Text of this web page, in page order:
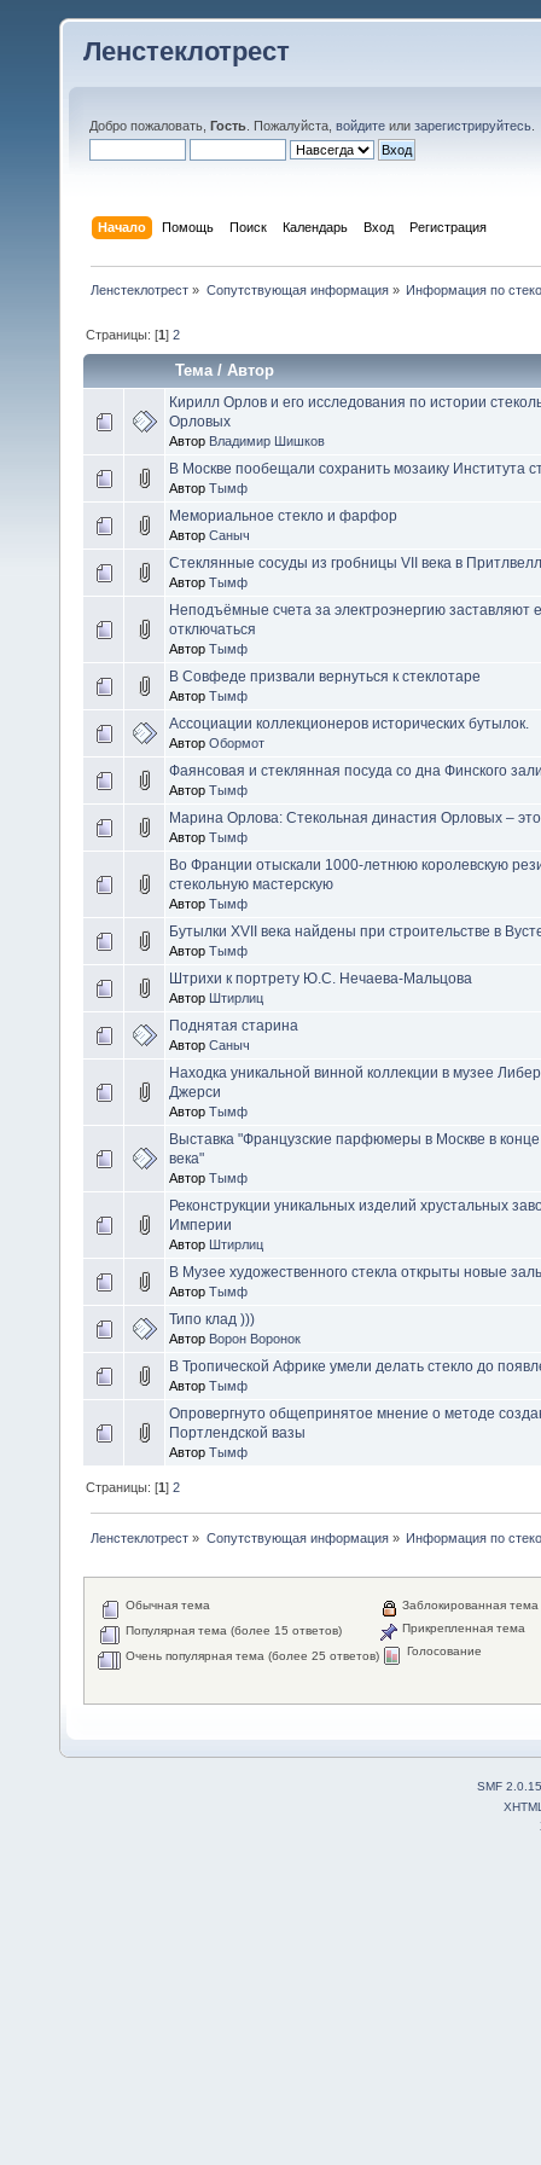
Ленстеклотрест
Добро пожаловать, Гость . Пожалуйста, войдите или зарегистрируйтесь
Начало Помощь Поиск Календарь Вход Регистрация
Ленстеклотрест » Сопутствующая информация» Информация по
Страницы: [1]2
Тема/Автор
Кирилл Орлов и его исследования по истории
Орловых
Автор Владимир Шишков
В Москве пообещали сохранить мозаику Института
Автор Тымф
Мемориальное стекло и фарфор
Автор Саныч
Стеклянные сосуды из гробницы VII века в
Автор Тымф
Неподъёмные счета за электроэнергию заставляют
отключаться
Автор Тымф
В Совфеде призвали вернуться к стеклотаре
Автор Тымф
Ассоциации коллекционеров исторических бутылок.
Автор Обормот
Фаянсовая и стеклянная посуда со дна Финского
Автор Тымф
Марина Орлова: Стекольная династия Орловых –
Автор Тымф
Во Франции отыскали 1000-летнюю королевскую
стекольную мастерскую
Автор Тымф
Бутылки XVII века найдены при строительстве в
Автор Тымф
Штрихи к портрету Ю.С. Нечаева-Мальцова
Автор Штирлиц
Поднятая старина
Автор Саныч
Находка уникальной винной коллекции в музее
Джерси
Автор Тымф
Выставка "Французские парфюмеры в Москве в
века"
Автор Тымф
Реконструкции уникальных изделий хрустальных
Империи
Автор Штирлиц
В Музее художественного стекла открыты новые
Автор Тымф
Типо клад )))
Автор Ворон Воронок
В Тропической Африке умели делать стекло до
Автор Тымф
Опровергнуто общепринятое мнение о методе
Портлендской вазы
Автор Тымф
Страницы: [1]2
Ленстеклотрест » Сопутствующая информация» Информация по
Обычная тема
Популярная тема (более 15 ответов)
Очень популярная тема (более 25 ответов)
Заблокированная тема
Прикрепленная тема
Голосование
SMF 2.0.15